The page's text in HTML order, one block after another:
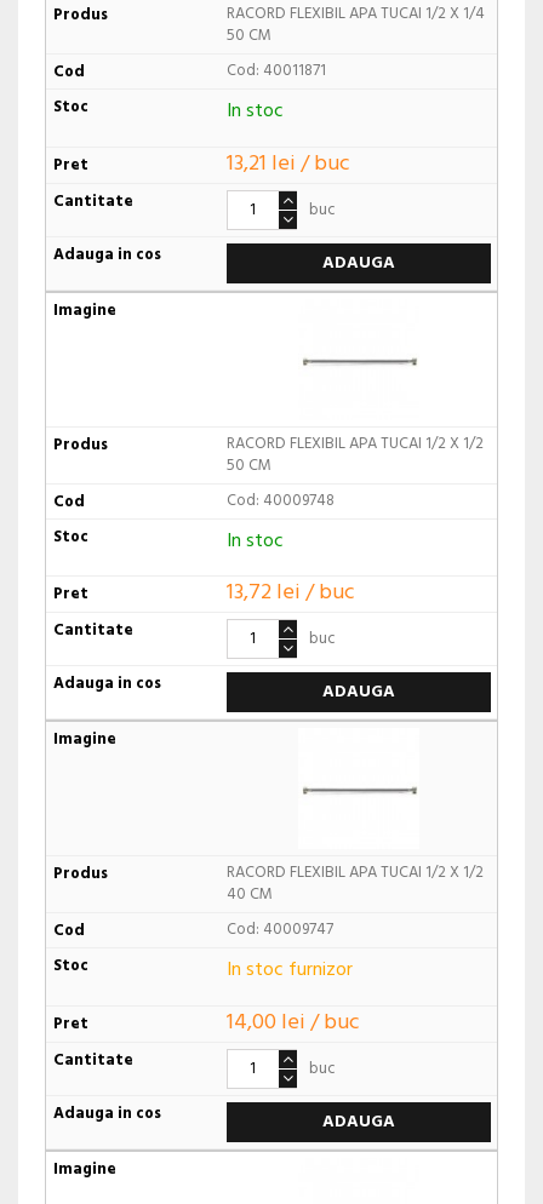
RACORD FLEXIBIL APA TUCAI 1/2 X 1/4
50 CM
Cod: 40011871
In stoc
13,21 lei / buc
buc
ADAUGA
RACORD FLEXIBIL APA TUCAI 1/2 X 1/2
50 CM
Cod: 40009748
In stoc
13,72 lei / buc
buc
ADAUGA
RACORD FLEXIBIL APA TUCAI 1/2 X 1/2
40 CM
Cod: 40009747
In stoc furnizor
14,00 lei / buc
buc
ADAUGA